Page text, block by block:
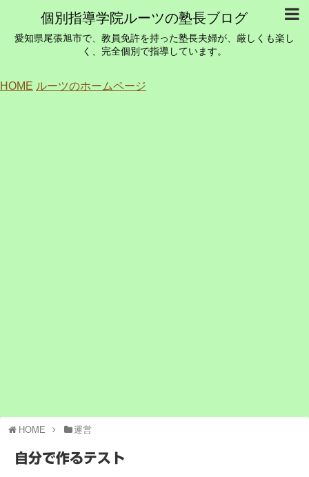
個別指導学院ルーツの塾長ブログ
愛知県尾張旭市で、教員免許を持った塾長夫婦が、厳しくも楽し
く、完全個別で指導しています。
HOME ルーツのホームページ
HOME 運営
自分で作るテスト